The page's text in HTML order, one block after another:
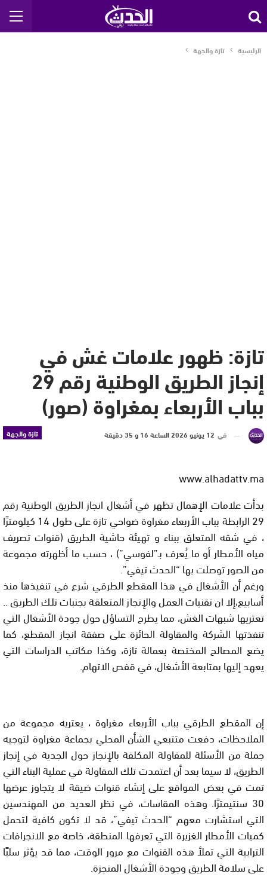
الرئيسية تازة والجهة
تازة: ظهور علامات غش في
إنجاز الطريق الوطنية رقم 29
بباب الأربعاء بمغراوة (صور)
تازة والجهة في 12 يونيو 2026 الساعة 16 و 35 دقيقة
www.alhadattv.ma
بدأت علامات الإهمال تظهر في أشغال انجاز الطريق الوطنية رقم
29 الرابطة بباب الأربعاء مغراوة ضواحي تازة على طول 14 كيلومترًا
، في شقه المتعلق ببناء و تهيئة حاشية الطريق (قنوات تصريف
مياه الأمطار أو ما يُعرف بـ”لفوسي”) ، حسب ما أظهرته مجموعة
من الصور توصلت بها “الحدث تيفي”.
ورغم أن الأشغال في هذا المقطع الطرقي شرع في تنفيذها منذ
أسابيع،إلا ان تقنيات العمل والإنجاز المتعلقة بجنبات تلك الطريق ..
تعتريها شبهات الغش، مما يطرح التساؤل حول جودة الأشغال التي
تنفذتها الشركة والمقاولة الحائزة على صفقة انجاز المقطع، كما
يضع المصالح المختصة بعمالة تازة، وكذا مكاتب الدراسات التي
يعهد إليها بمتابعة الأشغال، في قفص الاتهام.
إن المقطع الطرقي بباب الأربعاء مغراوة ، يعتريه مجموعة من
الملاحظات، دفعت متتبعي الشأن المحلي بجماعة مغراوة لتوجيه
جملة من الأسئلة للمقاولة المكلفة بالإنجاز حول الجدية في إنجاز
الطريق، لا سيما بعد أن اعتمدت تلك المقاولة في عملية البناء التي
تمت في بعض المواقع على إنشاء قنوات ضيقة لا يتجاوز عرضها
30 سنتيمترًا. وهذه المقاسات، في نظر العديد من المهندسين
التي استشارت معهم “الحدث تيفي”، قد لا تكون كافية لتحمل
كميات الأمطار الغزيرة التي تعرفها المنطقة، خاصة مع الانجرافات
الترابية التي تملأ هذه القنوات مع مرور الوقت، مما قد يؤثر سلبًا
على سلامة الطريق وجودة الأشغال المنجزة.